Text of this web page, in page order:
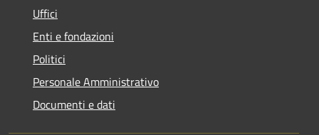
Uffici
Enti e fondazioni
Politici
Personale Amministrativo
Documenti e dati